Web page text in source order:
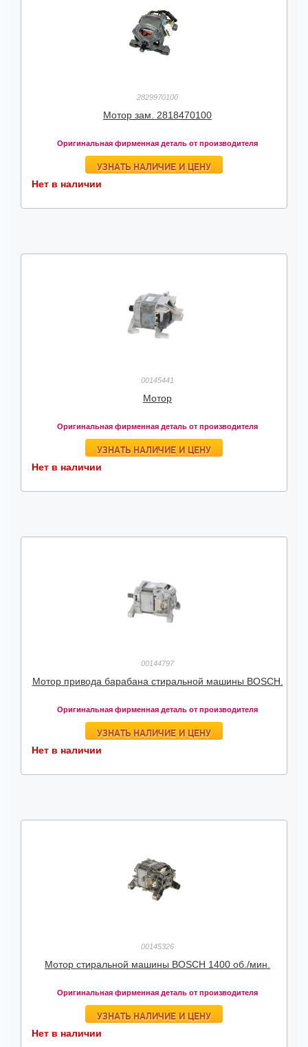
2829970100
Мотор зам. 2818470100
Оригинальная фирменная деталь от производителя
УЗНАТЬ НАЛИЧИЕ И ЦЕНУ
Нет в наличии
00145441
Мотор
Оригинальная фирменная деталь от производителя
УЗНАТЬ НАЛИЧИЕ И ЦЕНУ
Нет в наличии
00144797
Мотор привода барабана стиральной машины BOSCH.
Оригинальная фирменная деталь от производителя
УЗНАТЬ НАЛИЧИЕ И ЦЕНУ
Нет в наличии
00145326
Мотор стиральной машины BOSCH 1400 об./мин.
Оригинальная фирменная деталь от производителя
УЗНАТЬ НАЛИЧИЕ И ЦЕНУ
Нет в наличии